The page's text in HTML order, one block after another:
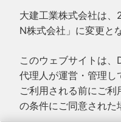
大建工業株式会社は
N株式会社」に変更と
このウェブサイトは
代理人が運営・管理し
ご利用される前にご
の条件にご同意された